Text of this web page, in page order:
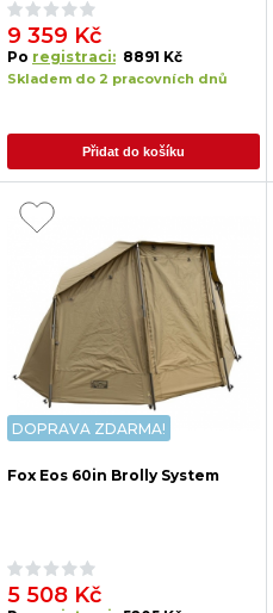
9 359 Kč
Po registraci: 8891 Kč
Skladem do 2 pracovních dnů
Přidat do košíku
DOPRAVA ZDARMA!
Fox Eos 60in Brolly System
5 508 Kč